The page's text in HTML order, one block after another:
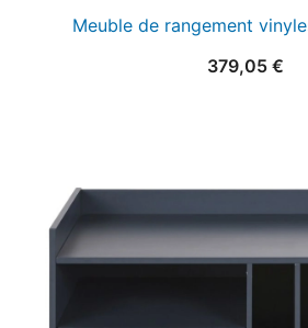
Meuble de rangement
379,05 €